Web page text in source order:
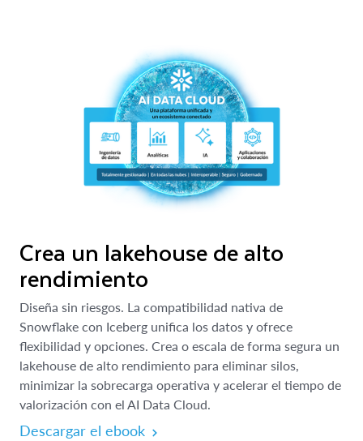
Crea un lakehouse de alto
rendimiento
Diseña sin riesgos. La compatibilidad nativa de
Snowflake con Iceberg unifica los datos y ofrece
flexibilidad y opciones. Crea o escala de forma segura un
lakehouse de alto rendimiento para eliminar silos,
minimizar la sobrecarga operativa y acelerar el tiempo de
valorización con el AI Data Cloud.
Descargar el ebook